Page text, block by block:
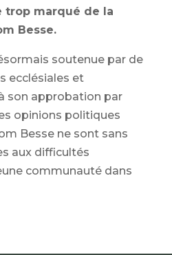
trop marqué de la
Besse.
soutenue par de
ecclésiales et
son approbation par
opinions politiques
Besse ne sont sans
aux difficultés
communauté dans